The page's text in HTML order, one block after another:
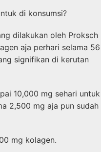
di konsumsi?
dilakukan oleh Proksch
aja perhari selama 56
signifikan di kerutan
10,000 mg sehari untuk
2,500 mg aja pun sudah
mg kolagen.